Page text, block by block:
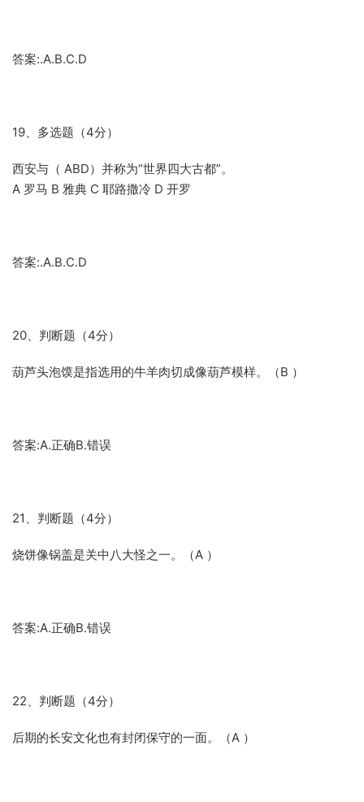
答案:.A.B.C.D
19、多选题（4分）
西安与（ ABD）并称为“世界四大古都”。
A 罗马 B 雅典 C 耶路撒冷 D 开罗
答案:.A.B.C.D
20、判断题（4分）
葫芦头泡馍是指选用的牛羊肉切成像葫芦模样。（B ）
答案:A.正确B.错误
21、判断题（4分）
烧饼像锅盖是关中八大怪之一。（A ）
答案:A.正确B.错误
22、判断题（4分）
后期的长安文化也有封闭保守的一面。（A ）